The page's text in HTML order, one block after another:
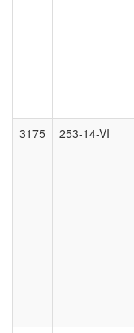
3175 253-14-VI